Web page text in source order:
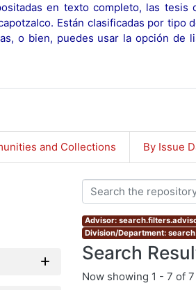
en texto completo, las
Están clasificadas por
o bien, puedes usar la opción
and Collections By Issue
Advisor:
Division/Department:
Search
Now showing 1 - 7 of 7